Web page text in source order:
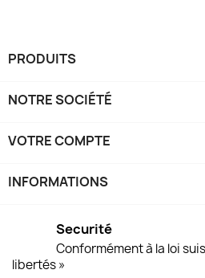
PRODUITS
NOTRE SOCIÉTÉ
VOTRE COMPTE
INFORMATIONS
Securité
Conformément à la loi
libertés »